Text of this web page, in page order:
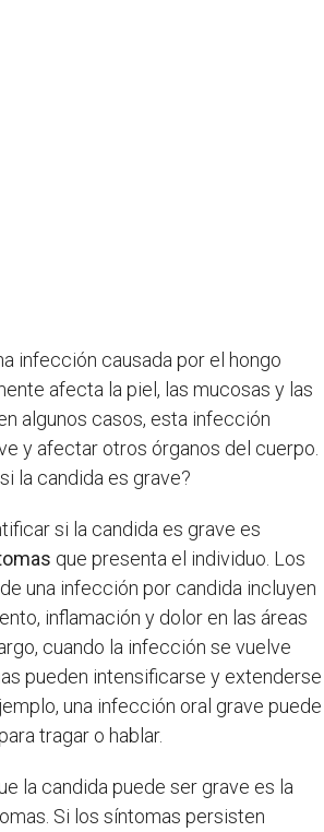
infección causada por el hongo
afecta la piel, las mucosas y las
algunos casos, esta infección
y afectar otros órganos del cuerpo.
la candida es grave?
si la candida es grave es
que presenta el individuo. Los
una infección por candida incluyen
inflamación y dolor en las áreas
cuando la infección se vuelve
pueden intensificarse y extenderse
una infección oral grave puede
tragar o hablar.
la candida puede ser grave es la
Si los síntomas persisten